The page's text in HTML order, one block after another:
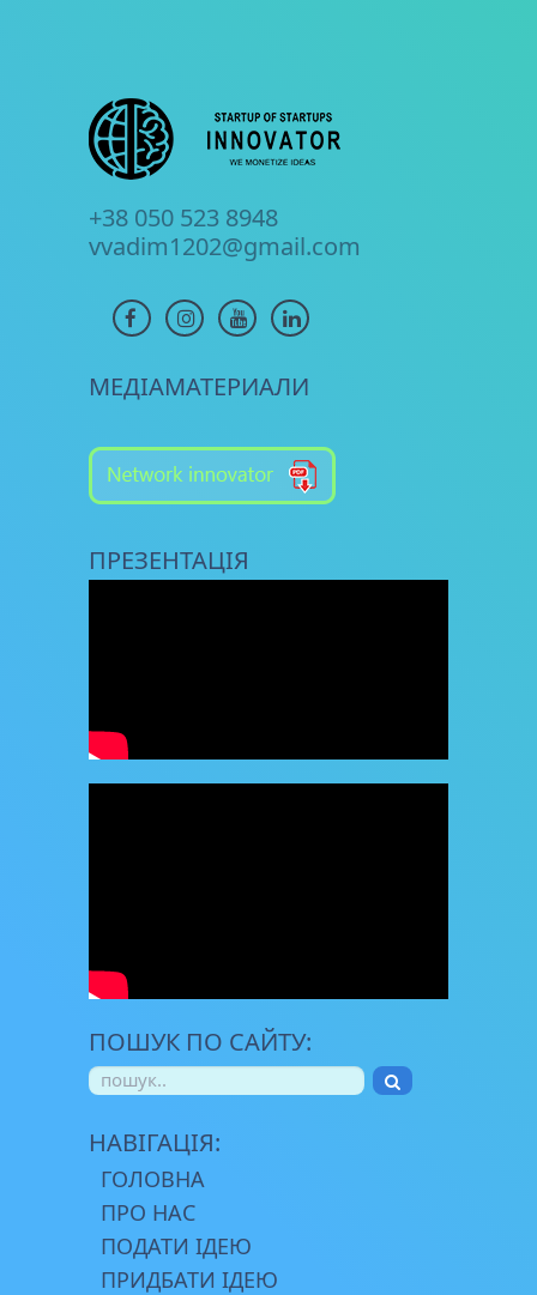
+38 050 523 8948
vvadim1202@gmail.com
МЕДІАМАТЕРИАЛИ
ПРЕЗЕНТАЦІЯ
ПОШУК ПО САЙТУ:
НАВІГАЦІЯ:
ГОЛОВНА
ПРО НАС
ПОДАТИ ІДЕЮ
ПРИДБАТИ ІДЕЮ